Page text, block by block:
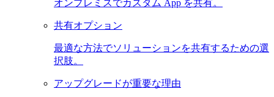
オンプレミスでカスタム App を共有。
共有オプション
最適な方法でソリューションを共有するための選
択肢。
アップグレードが重要な理由